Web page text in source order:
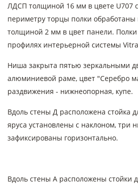
ЛДСП толщиной 16 мм в цвете U707
периметру торцы полки
толщиной 2 мм в цвет панели.
профилях интерьерной системы
Ниша закрыта пятью зеркальными
алюминиевой раме, цвет "Серебро
раздвижения - нижнеопорная, купе.
Вдоль стены Д расположена стойка
яруса установлены с наклоном, три
зафиксированы горизонтально.
Вдоль стены А расположены стойки